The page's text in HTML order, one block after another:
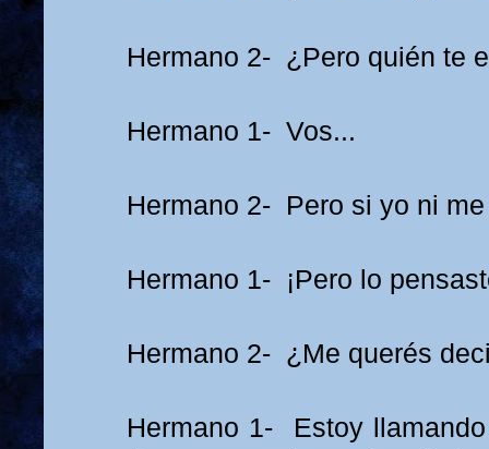
Hermano 2- ¿Pero quién te
Hermano 1- Vos...
Hermano 2- Pero si yo ni
Hermano 1- ¡Pero lo
Hermano 2- ¿Me querés
Hermano 1- Estoy